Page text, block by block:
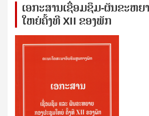
ເອກ​ະ​ສານ​ເຊ​ື່ອມ​ຊ​ຶມ-ຜັນ​ຂະ​ຫ​ຍ
ໃຫຍ່​ຄັ້ງ​ທີ XII ຂອງ​ພັກ